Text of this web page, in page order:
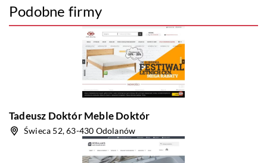
Podobne firmy
Tadeusz Doktór Meble Doktór
Świeca 52, 63-430 Odolanów